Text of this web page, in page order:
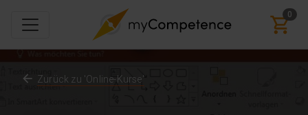
0
Zurück zu 'Online-Kurse'